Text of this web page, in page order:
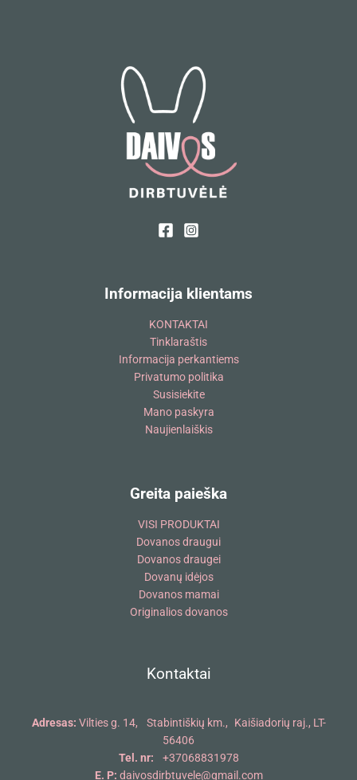
Informacija klientams
KONTAKTAI
Tinklaraštis
Informacija perkantiems
Privatumo politika
Susisiekite
Mano paskyra
Naujienlaiškis
Greita paieška
VISI PRODUKTAI
Dovanos draugui
Dovanos draugei
Dovanų idėjos
Dovanos mamai
Originalios dovanos
Kontaktai
Adresas: Vilties g. 14, Stabintiškių km., Kaišiadorių raj., LT-
56406
Tel. nr:
+37068831978
E. P: daivosdirbtuvele@gmail.com